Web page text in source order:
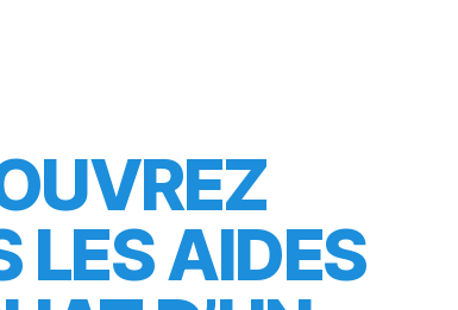
LES AIDES